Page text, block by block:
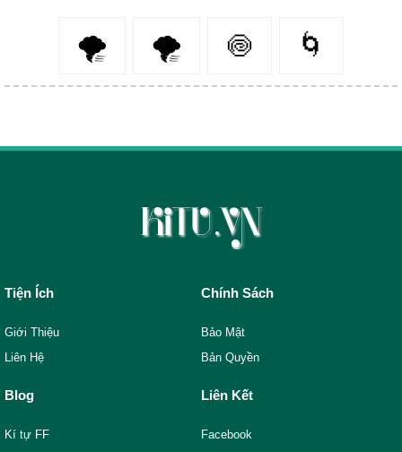
🌪 🌪️ 🍥 🌀
Tiện Ích
Giới Thiệu
Liên Hệ
Chính Sách
Bảo Mật
Bản Quyền
Blog
Kí tự FF
Liên Kết
Facebook